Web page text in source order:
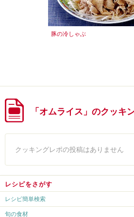
豚の冷しゃぶ
「オムライス」のクッキ
クッキングレポの投稿はありません
レシピをさがす
レシピ簡単検索
旬の食材